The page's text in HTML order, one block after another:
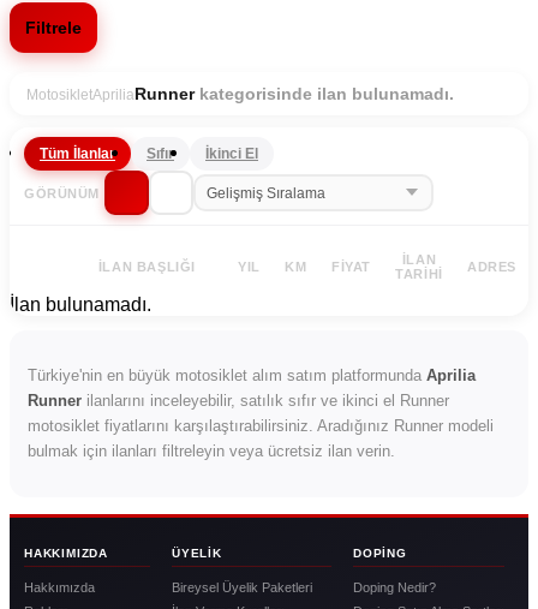
Filtrele
MotosikletAprilia Runnerkategorisinde ilan bulunamadı.
Tüm İlanlar Sıfır İkinci El
GÖRÜNÜM
İLAN BAŞLIĞI YIL KM FIYAT
İLAN
TARIHI
ADRES
İlan bulunamadı.
Türkiye'nin en büyük motosiklet alım satım platformunda Aprilia
Runner ilanlarını inceleyebilir, satılık sıfır ve ikinci el Runner
motosiklet fiyatlarını karşılaştırabilirsiniz. Aradığınız Runner modeli
bulmak için ilanları filtreleyin veya ücretsiz ilan verin.
HAKKIMIZDA
Hakkımızda
ÜYELIK
Bireysel Üyelik Paketleri
DOPING
Doping Nedir?